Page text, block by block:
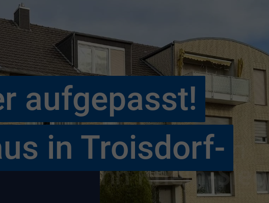
aufgepasst!
in Troisdorf-